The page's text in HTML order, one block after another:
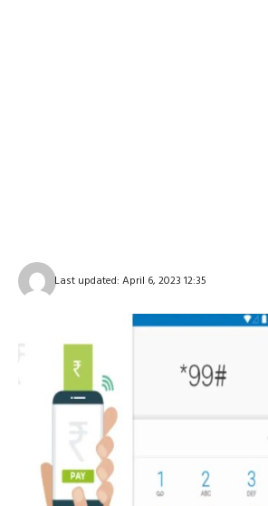
Last updated: April 6, 2023 12:35